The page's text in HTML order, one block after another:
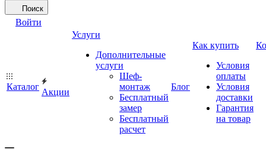
Поиск
Войти
Каталог
Акции
Услуги
Дополнительные
услуги
Шеф-
монтаж
Бесплатный
замер
Бесплатный
расчет
Блог
Как купить
Условия
оплаты
Условия
доставки
Гарантия
на товар